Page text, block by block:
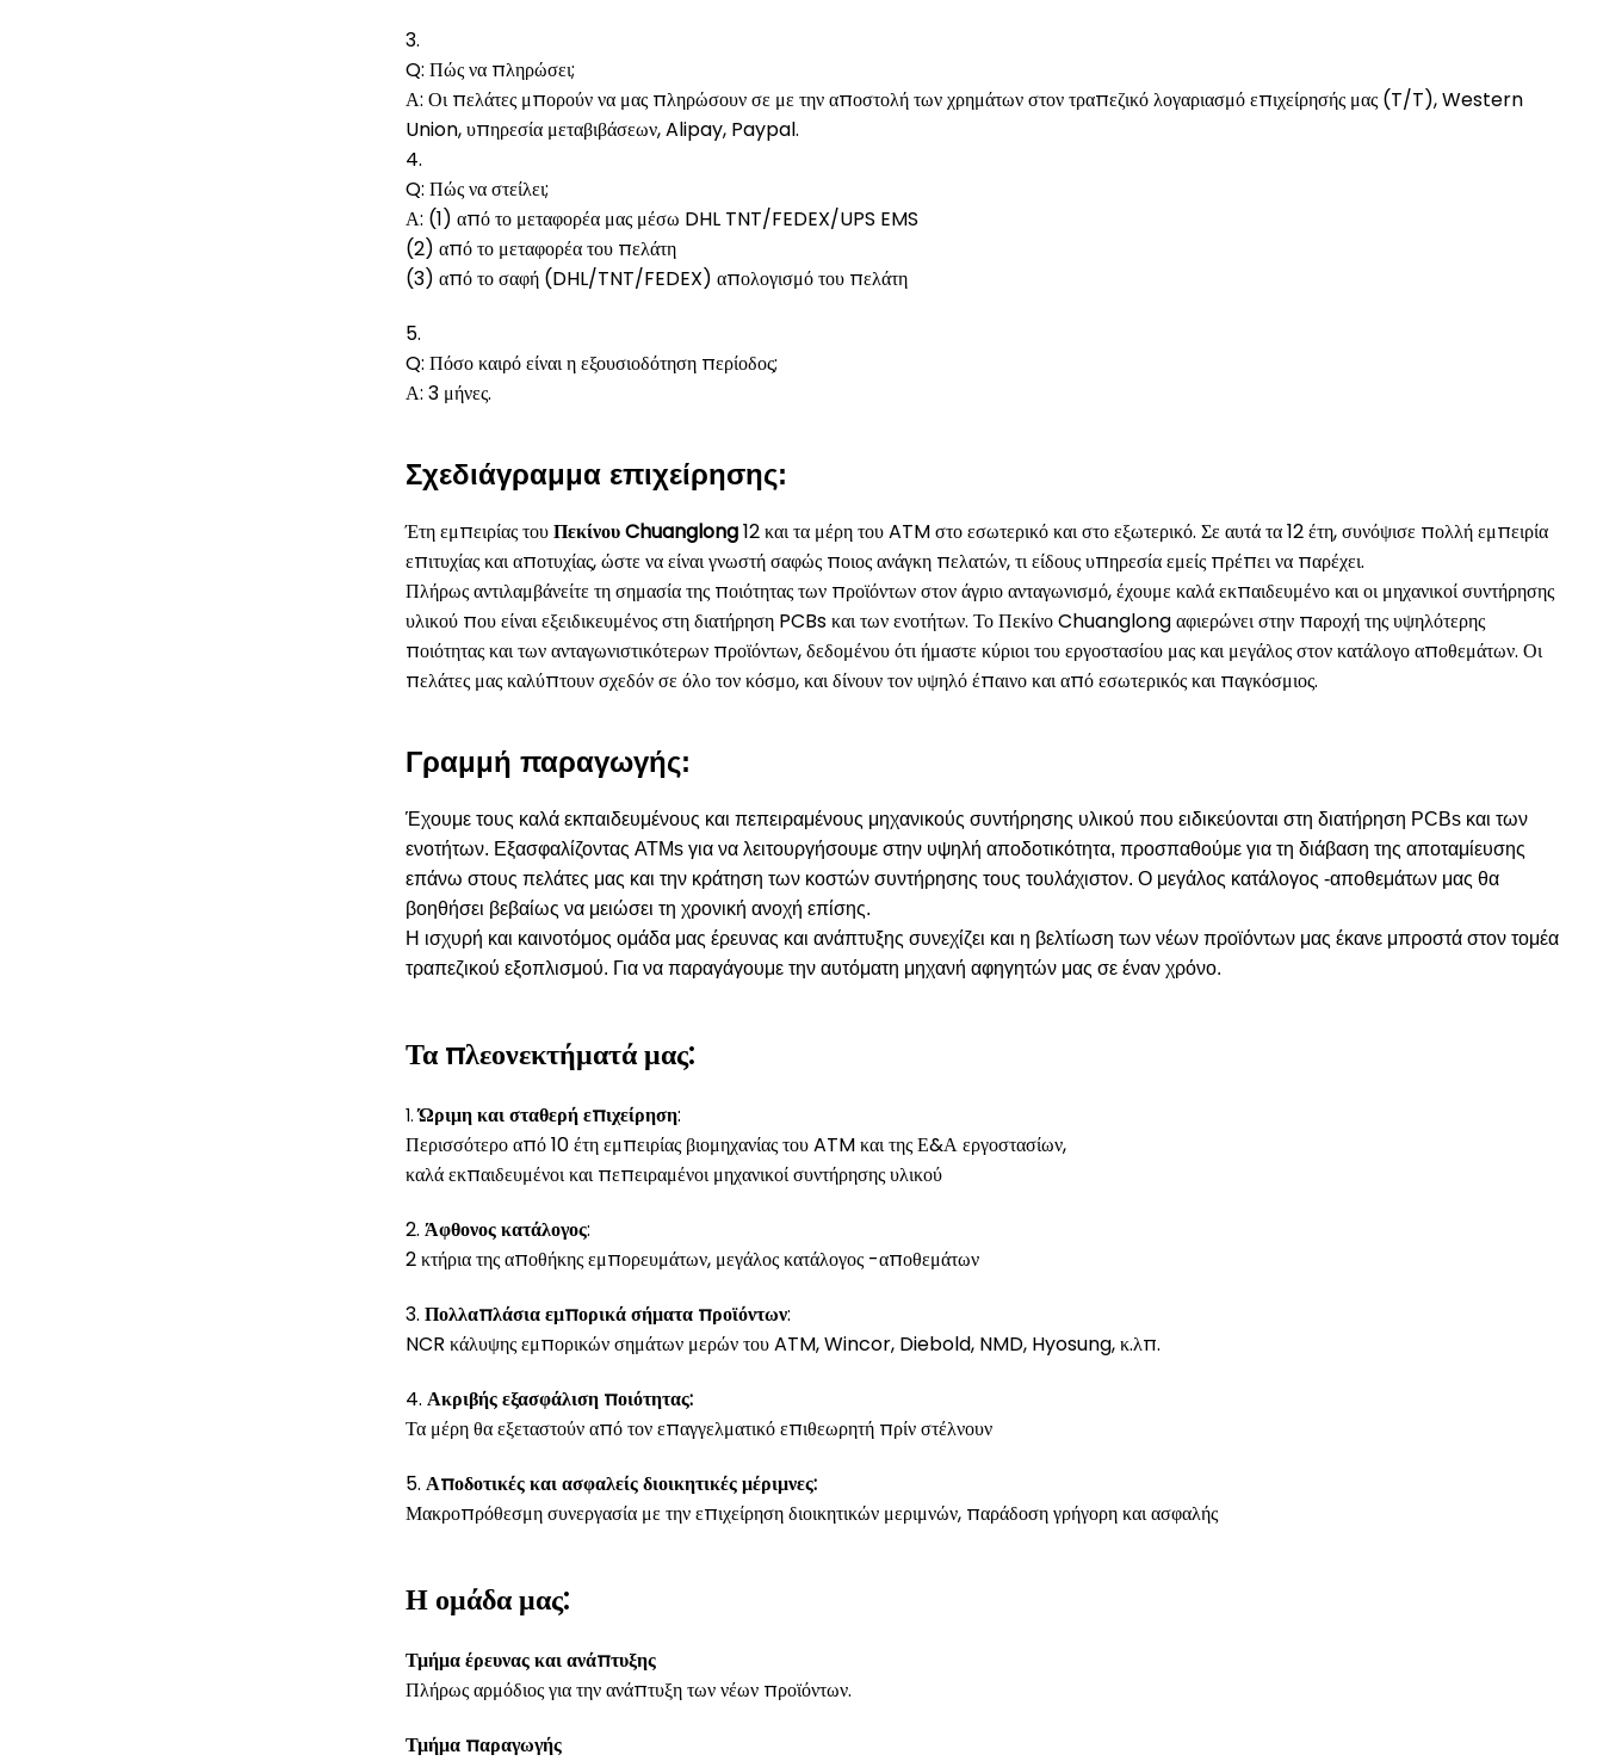
3.
Q: Πώς να πληρώσει;
Α: Οι πελάτες μπορούν να μας πληρώσουν σε με την αποστολή των χρημάτων στον τραπεζικό λογαριασμό επιχείρησής μας (T/T), Western
Union, υπηρεσία μεταβιβάσεων, Alipay, Paypal.
4.
Q: Πώς να στείλει;
Α: (1) από το μεταφορέα μας μέσω DHL TNT/FEDEX/UPS EMS
(2) από το μεταφορέα του πελάτη
(3) από το σαφή (DHL/TNT/FEDEX) απολογισμό του πελάτη
5.
Q: Πόσο καιρό είναι η εξουσιοδότηση περίοδος;
Α: 3 μήνες.
Σχεδιάγραμμα επιχείρησης:
Έτη εμπειρίας τουΠεκίνου Chuanglong12 και τα μέρη του ATM στο εσωτερικό και στο εξωτερικό. Σε αυτά τα 12 έτη, συνόψισε πολλή εμπειρία
επιτυχίας και αποτυχίας, ώστε να είναι γνωστή σαφώς ποιος ανάγκη πελατών, τι είδους υπηρεσία εμείς πρέπει να παρέχει.
Πλήρως αντιλαμβάνείτε τη σημασία της ποιότητας των προϊόντων στον άγριο ανταγωνισμό, έχουμε καλά εκπαιδευμένο και οι μηχανικοί συντήρησης
υλικού που είναι εξειδικευμένος στη διατήρηση PCBs και των ενοτήτων. Το Πεκίνο Chuanglong αφιερώνει στην παροχή της υψηλότερης
ποιότητας και των ανταγωνιστικότερων προϊόντων, δεδομένου ότι ήμαστε κύριοι του εργοστασίου μας και μεγάλος στον κατάλογο αποθεμάτων. Οι
πελάτες μας καλύπτουν σχεδόν σε όλο τον κόσμο, και δίνουν τον υψηλό έπαινο και από εσωτερικός και παγκόσμιος.
Γραμμή παραγωγής:
Έχουμε τους καλά εκπαιδευμένους και πεπειραμένους μηχανικούς συντήρησης υλικού που ειδικεύονται στη διατήρηση PCBs και των
ενοτήτων. Εξασφαλίζοντας ATMs για να λειτουργήσουμε στην υψηλή αποδοτικότητα, προσπαθούμε για τη διάβαση της αποταμίευσης
επάνω στους πελάτες μας και την κράτηση των κοστών συντήρησης τους τουλάχιστον. Ο μεγάλος κατάλογος -αποθεμάτων μας θα
βοηθήσει βεβαίως να μειώσει τη χρονική ανοχή επίσης.
Η ισχυρή και καινοτόμος ομάδα μας έρευνας και ανάπτυξης συνεχίζει και η βελτίωση των νέων προϊόντων μας έκανε μπροστά στον τομέα
τραπεζικού εξοπλισμού. Για να παραγάγουμε την αυτόματη μηχανή αφηγητών μας σε έναν χρόνο.
Τα πλεονεκτήματά μας:
1.Ώριμη και σταθερή επιχείρηση:
Περισσότερο από 10 έτη εμπειρίας βιομηχανίας του ATM και της Ε&Α εργοστασίων,
καλά εκπαιδευμένοι και πεπειραμένοι μηχανικοί συντήρησης υλικού
2. Άφθονος κατάλογος:
2 κτήρια της αποθήκης εμπορευμάτων, μεγάλος κατάλογος -αποθεμάτων
3. Πολλαπλάσια εμπορικά σήματα προϊόντων:
NCR κάλυψης εμπορικών σημάτων μερών του ATM, Wincor, Diebold, NMD, Hyosung, κ.λπ.
4. Ακριβής εξασφάλιση ποιότητας:
Τα μέρη θα εξεταστούν από τον επαγγελματικό επιθεωρητή πρίν στέλνουν
5. Αποδοτικές και ασφαλείς διοικητικές μέριμνες:
Μακροπρόθεσμη συνεργασία με την επιχείρηση διοικητικών μεριμνών, παράδοση γρήγορη και ασφαλής
Η ομάδα μας:
Τμήμα έρευνας και ανάπτυξης
Πλήρως αρμόδιος για την ανάπτυξη των νέων προϊόντων.
Τμήμα παραγωγής